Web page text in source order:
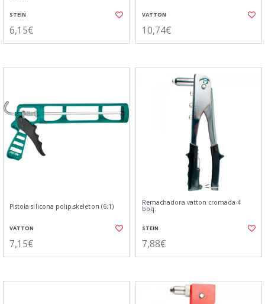
STEIN
6,15€
VATTON
10,74€
Pistola silicona polip.skeleton (6:1)
VATTON
7,15€
Remachadora vatton cromada 4
boq.
STEIN
7,88€